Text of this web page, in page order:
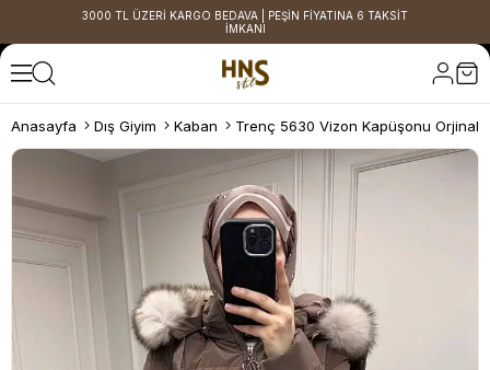
3000 TL ÜZERİ KARGO BEDAVA | PEŞİN FİYATINA 6 TAKSİT
İMKANI
Anasayfa Dış Giyim Kaban